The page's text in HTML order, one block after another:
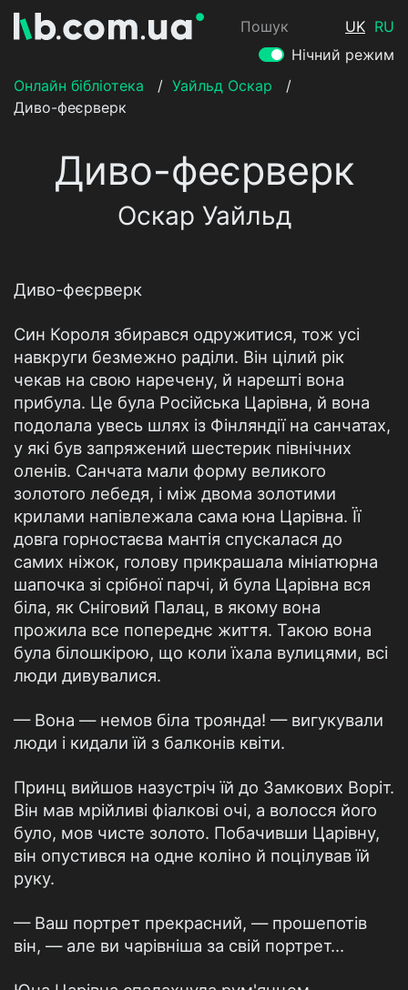
Пошук UK RU
Нічний режим
Онлайн бібліотека
/ Уайльд Оскар
/
Диво-феєрверк
Диво-феєрверк
Оскар Уайльд
Диво-феєрверк
Син Короля збирався одружитися, тож усі
навкруги безмежно раділи. Він цілий рік
чекав на свою наречену, й нарешті вона
прибула. Це була Російська Царівна, й вона
подолала увесь шлях із Фінляндії на санчатах,
у які був запряжений шестерик північних
оленів. Санчата мали форму великого
золотого лебедя, і між двома золотими
крилами напівлежала сама юна Царівна. Її
довга горностаєва мантія спускалася до
самих ніжок, голову прикрашала мініатюрна
шапочка зі срібної парчі, й була Царівна вся
біла, як Сніговий Палац, в якому вона
прожила все попереднє життя. Такою вона
була білошкірою, що коли їхала вулицями, всі
люди дивувалися.
— Вона — немов біла троянда! — вигукували
люди і кидали їй з балконів квіти.
Принц вийшов назустріч їй до Замкових Воріт.
Він мав мрійливі фіалкові очі, а волосся його
було, мов чисте золото. Побачивши Царівну,
він опустився на одне коліно й поцілував їй
руку.
— Ваш портрет прекрасний, — прошепотів
він, — але ви чарівніша за свій портрет…